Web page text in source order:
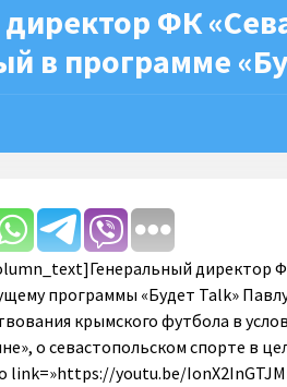
ФК
в программе
директор
программы «Будет Talk»
крымского футбола в
о севастопольском спорте в
link=»https://youtu.be/